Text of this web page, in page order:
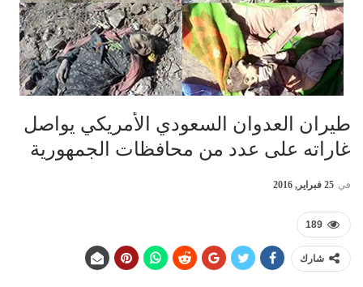
طيران العدوان السعودي الأمريكي يواصل
غاراته على عدد من محافظات الجمهورية
في 25 فبراير, 2016
189
شارك